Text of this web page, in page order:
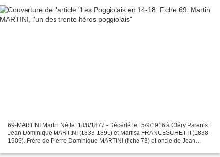
69-MARTINI Martin Né le :18/8/1877 - Décédé le : 5/9/1916 à Cléry Parents :
Jean Dominique MARTINI (1833-1895) et Marfisa FRANCESCHETTI (1838-
1909). Frère de Pierre Dominique MARTINI (fiche 73) et oncle de Jean